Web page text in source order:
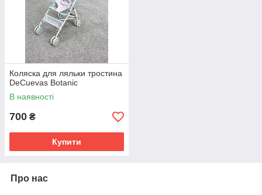
Коляска для ляльки тростина
DeCuevas Botanic
В наявності
700 ₴
Купити
Про нас